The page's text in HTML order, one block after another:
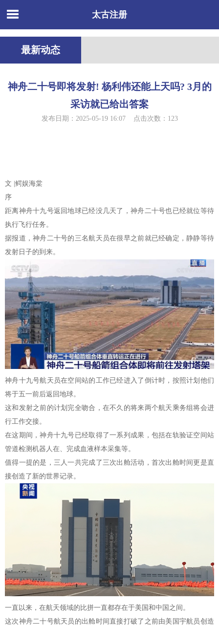
太古注册
最新动态
神舟二十号即将发射! 杨利伟还能上天吗? 3月的
采访就已给出答案
发布日期：2025-05-19 16:07 点击次数：123
文 |鳄娱海棠
序
距离神舟十九号返回地球已经没几天了，神舟二十号也已经就位等待
执行飞行任务。
据报道，神舟二十号的三名航天员在很早之前就已经确定，静静等待
发射日子的到来。
神舟十九号航天员在空间站的工作已经进入了倒计时，按照计划他们
将于五一前后返回地球。
这和发射之前的计划完全吻合，在不久的将来两个航天乘务组将会进
行工作交接。
在这期间，神舟十九号已经取得了一系列成果，包括在轨验证空间站
管道检测机器人在、完成血液样本采集等。
值得一提的是，三人一共完成了三次出舱活动，首次出舱时间更是直
接创造了新的世界记录。
一直以来，在航天领域的比拼一直都存在于美国和中国之间。
这次神舟二十号航天员的出舱时间直接打破了之前由美国宇航员创造